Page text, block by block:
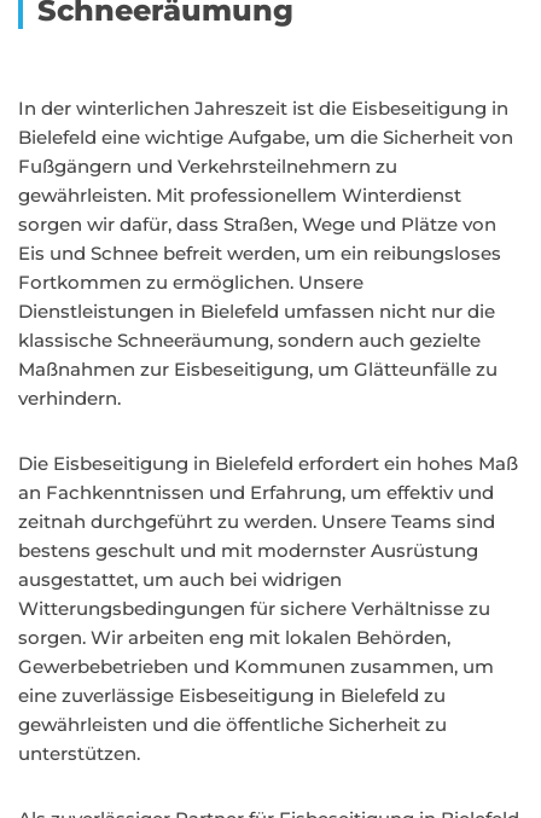
Schneeräumung
In der winterlichen Jahreszeit ist die Eisbeseitigung in
Bielefeld eine wichtige Aufgabe, um die Sicherheit von
Fußgängern und Verkehrsteilnehmern zu
gewährleisten. Mit professionellem Winterdienst
sorgen wir dafür, dass Straßen, Wege und Plätze von
Eis und Schnee befreit werden, um ein reibungsloses
Fortkommen zu ermöglichen. Unsere
Dienstleistungen in Bielefeld umfassen nicht nur die
klassische Schneeräumung, sondern auch gezielte
Maßnahmen zur Eisbeseitigung, um Glätteunfälle zu
verhindern.
Die Eisbeseitigung in Bielefeld erfordert ein hohes Maß
an Fachkenntnissen und Erfahrung, um effektiv und
zeitnah durchgeführt zu werden. Unsere Teams sind
bestens geschult und mit modernster Ausrüstung
ausgestattet, um auch bei widrigen
Witterungsbedingungen für sichere Verhältnisse zu
sorgen. Wir arbeiten eng mit lokalen Behörden,
Gewerbebetrieben und Kommunen zusammen, um
eine zuverlässige Eisbeseitigung in Bielefeld zu
gewährleisten und die öffentliche Sicherheit zu
unterstützen.